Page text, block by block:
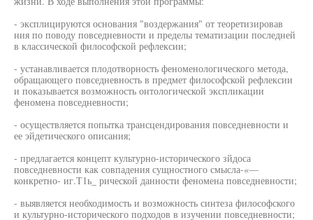
- эксплицируются основания "воздержания" от теоретизировав
ния по поводу повседневности и пределы тематизации последней
в классической философской рефлексии;
- устанавливается плодотворность феноменологического метода,
обращающего повседневность в предмет философской рефлексии
и показывается возможность онтологической экспликации
феномена повседневности;
- осуществляется попытка трансцендирования повседневности и
ее эйдетического описания;
- предлагается концепт культурно-исторического зйдоса
повседневности как совпадения сущностного смысла-«—
конкретно- иг.Т1ь_ рической данности феномена повседневности;
- выявляется необходимость и возможность синтеза философского
и культурно-исторического подходов в изучении повседневности;